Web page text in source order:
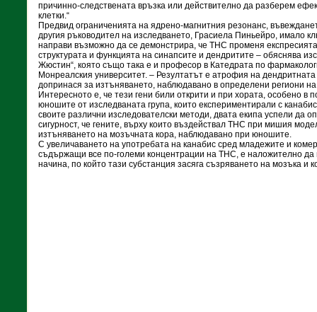
причинно-следствената връзка или действително да разберем
клетки.“
Предвид ограниченията на ядрено-магнитния резонанс,
другия ръководител на изследването, Грасиела Пиньейро, имало
направи възможно да се демонстрира, че ТНС променя
структурата и функцията на синапсите и дендритите – обяснява
Жюстин“, която също така е и професор в Катедрата по
Монреалския университет. – Резултатът е атрофия на
допринася за изтъняването, наблюдавано в определени региони
Интересното е, че тези гени били открити и при хората, особено в
юношите от изследваната група, които експериментирали с
своите различни изследователски методи, двата екипа успели да
сигурност, че гените, върху които въздействал ТНС при мишия
изтъняването на мозъчната кора, наблюдавано при юношите.
С увеличаването на употребата на канабис сред младежите и
съдържащи все по-големи концентрации на ТНС, е наложително да
начина, по който тази субстанция засяга съзряването на мозъка и